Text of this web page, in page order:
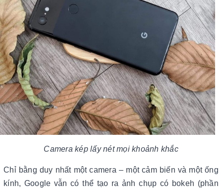
Camera kép lấy nét mọi khoảnh khắc
Chỉ bằng duy nhất một camera – một cảm biến và một ống
kính, Google vẫn có thể tạo ra ảnh chụp có bokeh (phần